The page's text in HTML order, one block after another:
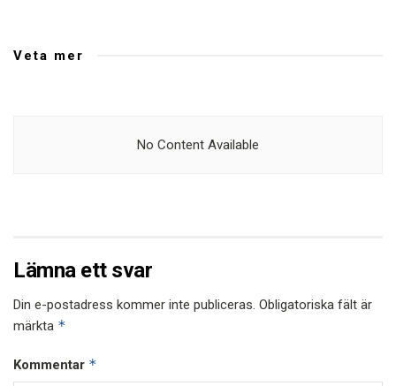
Veta mer
No Content Available
Lämna ett svar
Din e-postadress kommer inte publiceras. Obligatoriska fält är
märkta *
Kommentar *